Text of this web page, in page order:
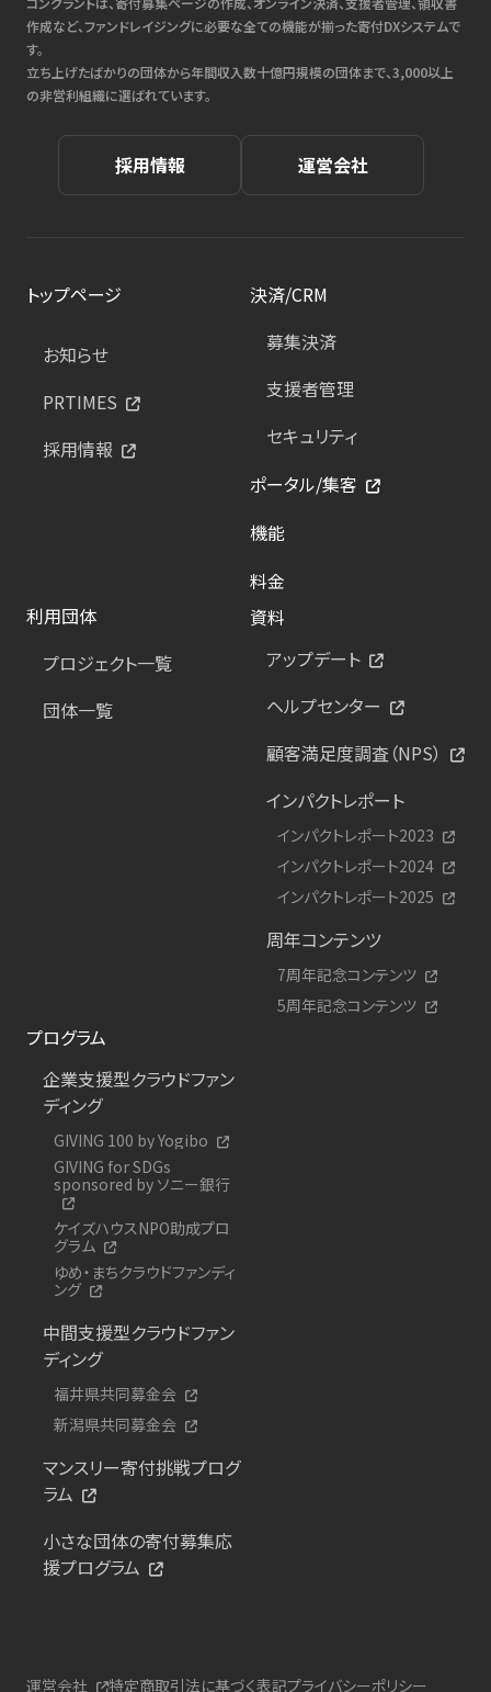
作成など、ファンドレイジングに必要な全ての機能が揃った寄付DXシステムで
す。
立ち上げたばかりの団体から年間収入数十億円規模の団体まで、3,000以上
の非営利組織に選ばれています。
採用情報 運営会社
トップページ
お知らせ
PRTIMES
採用情報
決済/CRM
募集決済
支援者管理
セキュリティ
ポータル/集客
機能
料金
利用団体
プロジェクト一覧
団体一覧
資料
アップデート
ヘルプセンター
顧客満足度調査（NPS）
インパクトレポート
インパクトレポート2023
インパクトレポート2024
インパクトレポート2025
周年コンテンツ
7周年記念コンテンツ
5周年記念コンテンツ
プログラム
企業支援型クラウドファン
ディング
GIVING 100 by Yogibo
GIVING for SDGs
sponsored by ソニー銀行
ケイズハウスNPO助成プロ
グラム
ゆめ・まちクラウドファンディ
ング
中間支援型クラウドファン
ディング
福井県共同募金会
新潟県共同募金会
マンスリー寄付挑戦プログ
ラム
小さな団体の寄付募集応
援プログラム
運営会社 特定商取引法に基づく表記プライバシーポリシー